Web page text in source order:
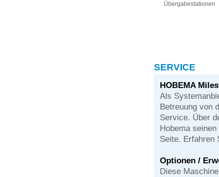
Übergabestationen
SERVICE
HOBEMA
Als
Betreuung von
Service. Über
Hobema
Seite. Erfahren
Optionen /
Diese